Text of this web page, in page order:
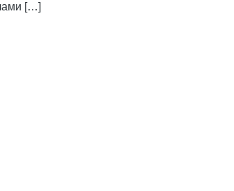
[…]